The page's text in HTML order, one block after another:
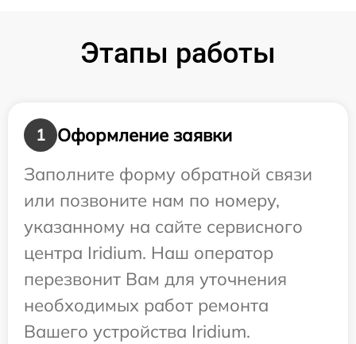
Этапы работы
1
Оформление заявки
Заполните форму обратной связи
или позвоните нам по номеру,
указанному на сайте сервисного
центра Iridium. Наш оператор
перезвонит Вам для уточнения
необходимых работ ремонта
Вашего устройства Iridium.